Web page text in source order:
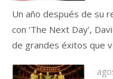
Un año después de su
con ‘The Next Day’,
de grandes éxitos que